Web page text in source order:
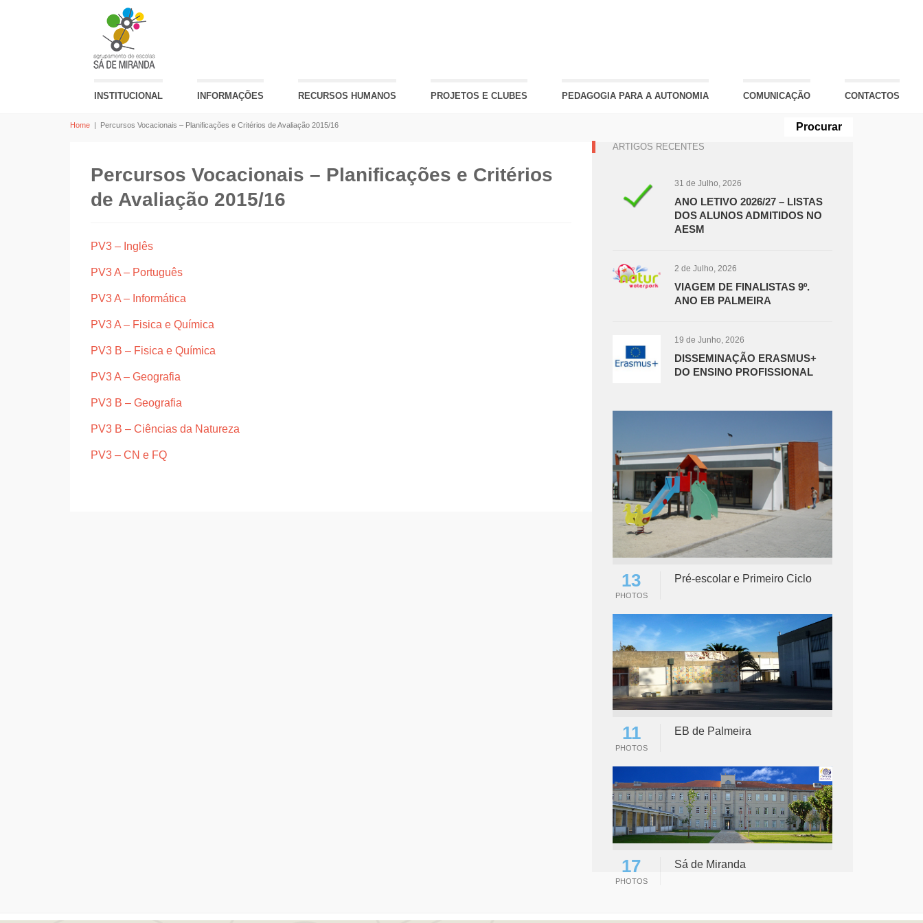
INSTITUCIONAL INFORMAÇÕES RECURSOS HUMANOS PROJETOS E CLUBES PEDAGOGIA PARA A AUTONOMIA COMUNICAÇÃO CONTACTOS
Home | Percursos Vocacionais – Planificações e Critérios de Avaliação 2015/16
Percursos Vocacionais – Planificações e Critérios
de Avaliação 2015/16
PV3 – Inglês
PV3 A – Português
PV3 A – Informática
PV3 A – Fisica e Química
PV3 B – Fisica e Química
PV3 A – Geografia
PV3 B – Geografia
PV3 B – Ciências da Natureza
PV3 – CN e FQ
ARTIGOS RECENTES
31 de Julho, 2026
ANO LETIVO 2026/27 – LISTAS
DOS ALUNOS ADMITIDOS NO
AESM
2 de Julho, 2026
VIAGEM DE FINALISTAS 9º.
ANO EB PALMEIRA
19 de Junho, 2026
DISSEMINAÇÃO ERASMUS+
DO ENSINO PROFISSIONAL
13
PHOTOS
Pré-escolar e Primeiro Ciclo
11
PHOTOS
EB de Palmeira
17
PHOTOS
Sá de Miranda